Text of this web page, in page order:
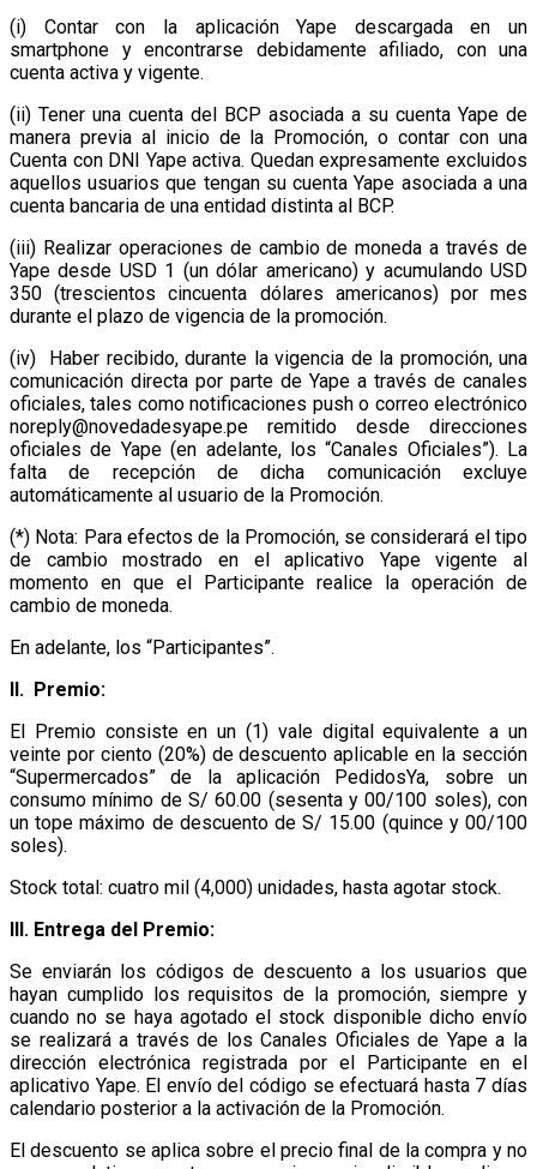
(i) Contar con la aplicación Yape descargada en un
smartphone y encontrarse debidamente afiliado, con una
cuenta activa y vigente.
(ii) Tener una cuenta del BCP asociada a su cuenta Yape de
manera previa al inicio de la Promoción, o contar con una
Cuenta con DNI Yape activa. Quedan expresamente excluidos
aquellos usuarios que tengan su cuenta Yape asociada a una
cuenta bancaria de una entidad distinta al BCP.
(iii) Realizar operaciones de cambio de moneda a través de
Yape desde USD 1 (un dólar americano) y acumulando USD
350 (trescientos cincuenta dólares americanos) por mes
durante el plazo de vigencia de la promoción.
(iv) Haber recibido, durante la vigencia de la promoción, una
comunicación directa por parte de Yape a través de canales
oficiales, tales como notificaciones push o correo electrónico
noreply@novedadesyape.pe remitido desde direcciones
oficiales de Yape (en adelante, los “Canales Oficiales”). La
falta de recepción de dicha comunicación excluye
automáticamente al usuario de la Promoción.
(*) Nota: Para efectos de la Promoción, se considerará el tipo
de cambio mostrado en el aplicativo Yape vigente al
momento en que el Participante realice la operación de
cambio de moneda.
En adelante, los “Participantes”.
II. Premio:
El Premio consiste en un (1) vale digital equivalente a un
veinte por ciento (20%) de descuento aplicable en la sección
“Supermercados” de la aplicación PedidosYa, sobre un
consumo mínimo de S/ 60.00 (sesenta y 00/100 soles), con
un tope máximo de descuento de S/ 15.00 (quince y 00/100
soles).
Stock total: cuatro mil (4,000) unidades, hasta agotar stock.
III. Entrega del Premio:
Se enviarán los códigos de descuento a los usuarios que
hayan cumplido los requisitos de la promoción, siempre y
cuando no se haya agotado el stock disponible dicho envío
se realizará a través de los Canales Oficiales de Yape a la
dirección electrónica registrada por el Participante en el
aplicativo Yape. El envío del código se efectuará hasta 7 días
calendario posterior a la activación de la Promoción.
El descuento se aplica sobre el precio final de la compra y no